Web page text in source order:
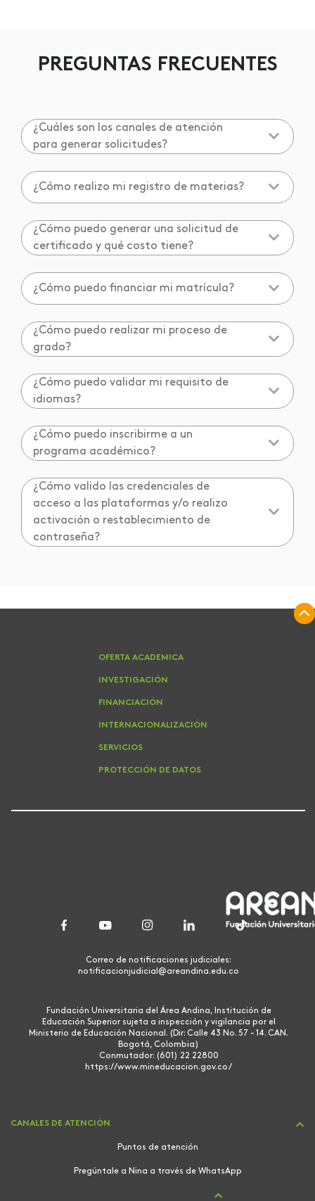
PREGUNTAS FRECUENTES
¿Cuáles son los canales de atención
para generar solicitudes?
¿Cómo realizo mi registro de materias?
¿Cómo puedo generar una solicitud de
certificado y qué costo tiene?
¿Cómo puedo financiar mi matrícula?
¿Cómo puedo realizar mi proceso de
grado?
¿Cómo puedo validar mi requisito de
idiomas?
¿Cómo puedo inscribirme a un
programa académico?
¿Cómo valido las credenciales de
acceso a las plataformas y/o realizo
activación o restablecimiento de
contraseña?
OFERTA ACADEMICA
INVESTIGACIÓN
FINANCIACIÓN
INTERNACIONALIZACIÓN
SERVICIOS
PROTECCIÓN DE DATOS
Correo de notificaciones judiciales:
notificacionjudicial@areandina.edu.co
Fundación Universitaria del Área Andina, Institución de
Educación Superior sujeta a inspección y vigilancia por el
Ministerio de Educación Nacional. (Dir: Calle 43 No. 57 - 14. CAN.
Bogotá, Colombia)
Conmutador: (601) 22 22800
https://www.mineducacion.gov.co/
CANALES DE ATENCIÓN
Puntos de atención
Pregúntale a Nina a través de WhatsApp